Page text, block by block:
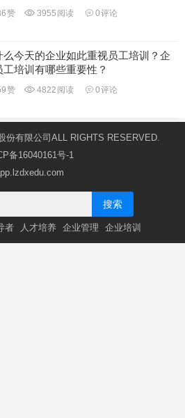
赞 3955 阅读 0评论
么今天的企业如此重视员工培训？企
工培训有哪些重要性？
赞 4822 阅读 0评论
份有限公司ALL RIGHTS RESERVED.
备16040161号-1
搜索
者 人才培养 企业管理 企业培训